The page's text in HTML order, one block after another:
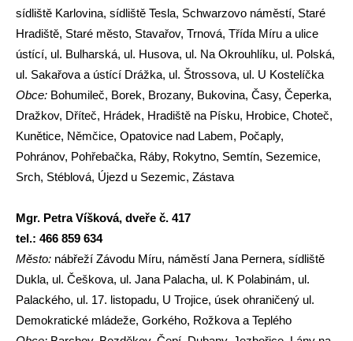
sídliště Karlovina, sídliště Tesla, Schwarzovo náměstí, Staré
Hradiště, Staré město, Stavařov, Trnová, Třída Míru a ulice
ústící, ul. Bulharská, ul. Husova, ul. Na Okrouhlíku, ul. Polská,
ul. Sakařova a ústící Drážka, ul. Štrossova, ul. U Kostelíčka
Obce: Bohumileč, Borek, Brozany, Bukovina, Časy, Čeperka,
Dražkov, Dříteč, Hrádek, Hradiště na Písku, Hrobice, Choteč,
Kunětice, Němčice, Opatovice nad Labem, Počaply,
Pohránov, Pohřebačka, Ráby, Rokytno, Semtín, Sezemice,
Srch, Stéblová, Újezd u Sezemic, Zástava
Mgr. Petra Víšková, dveře č. 417
tel.: 466 859 634
Město: nábřeží Závodu Míru, náměstí Jana Pernera, sídliště
Dukla, ul. Češkova, ul. Jana Palacha, ul. K Polabinám, ul.
Palackého, ul. 17. listopadu, U Trojice, úsek ohraničený ul.
Demokratické mládeže, Gorkého, Rožkova a Teplého